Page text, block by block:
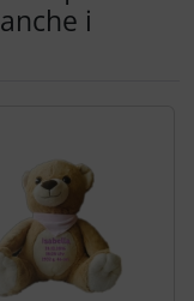
i
il tasto